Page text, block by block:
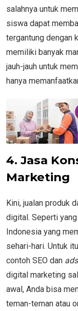
salahnya untuk
siswa dapat
tergantung dengan
memiliki banyak
jauh-jauh untuk
hanya
4. Jasa
Marketing
Kini, jualan produk
digital. Seperti
Indonesia yang
sehari-hari. Untuk
contoh SEO dan
digital marketing
awal, Anda bisa
teman-teman atau